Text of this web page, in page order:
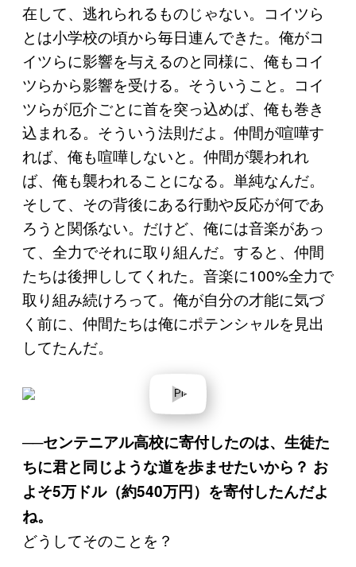
在して、逃れられるものじゃない。コイツら
とは小学校の頃から毎日連んできた。俺がコ
イツらに影響を与えるのと同様に、俺もコイ
ツらから影響を受ける。そういうこと。コイ
ツらが厄介ごとに首を突っ込めば、俺も巻き
込まれる。そういう法則だよ。仲間が喧嘩す
れば、俺も喧嘩しないと。仲間が襲われれ
ば、俺も襲われることになる。単純なんだ。
そして、その背後にある行動や反応が何であ
ろうと関係ない。だけど、俺には音楽があっ
て、全力でそれに取り組んだ。すると、仲間
たちは後押ししてくれた。音楽に100%全力で
取り組み続けろって。俺が自分の才能に気づ
く前に、仲間たちは俺にポテンシャルを見出
してたんだ。
l
a
e
o
──センテニアル高校に寄付したのは、生徒た
ちに君と同じような道を歩ませたいから？ お
よそ5万ドル（約540万円）を寄付したんだよ
ね。
どうしてそのことを？